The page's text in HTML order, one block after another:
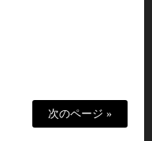
次のページ »